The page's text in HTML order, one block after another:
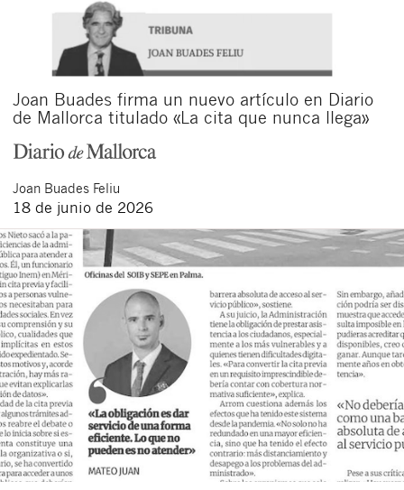
Joan Buades firma un nuevo artículo en Diario
de Mallorca titulado «La cita que nunca llega»
Joan Buades Feliu
18 de junio de 2026